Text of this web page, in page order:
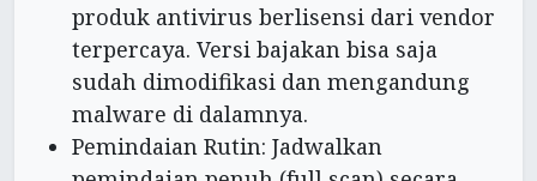
produk antivirus berlisensi dari vendor
terpercaya. Versi bajakan bisa saja
sudah dimodifikasi dan mengandung
malware di dalamnya.
Pemindaian Rutin: Jadwalkan